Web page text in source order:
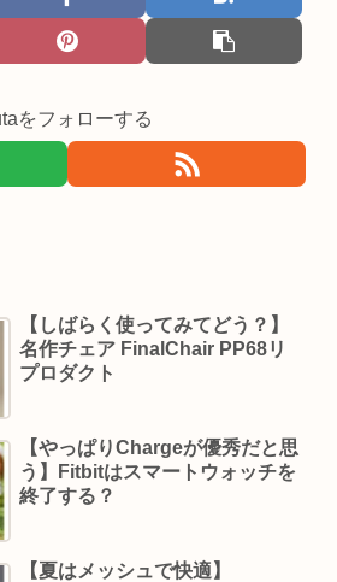
をフォローする
【しばらく使ってみてどう？】
名作チェア FinalChair PP68リ
プロダクト
【やっぱりChargeが優秀だと思
う】Fitbitはスマートウォッチを
終了する？
【夏はメッシュで快適】